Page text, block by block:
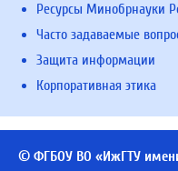
Ресурсы Минобрнауки
Часто задаваемые
Защита информации
Корпоративная этика
© ФГБОУ ВО «ИжГТУ